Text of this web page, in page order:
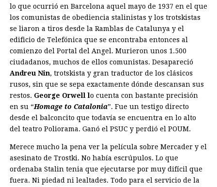
lo que ocurrió en Barcelona aquel mayo de 1937 en el que
los comunistas de obediencia stalinistas y los trotskistas
se liaron a tiros desde la Ramblas de Catalunya y el
edificio de Telefónica que se encontraba entonces al
comienzo del Portal del Angel. Murieron unos 1.500
ciudadanos, muchos de ellos comunistas. Desapareció
Andreu Nin, trotskista y gran traductor de los clásicos
rusos, sin que se sepa exactamente dónde descansan sus
restos. George Orwell lo cuenta con bastante precisión
en su “Homage to Catalonia”. Fue un testigo directo
desde el balconcito que todavía se encuentra en lo alto
del teatro Poliorama. Ganó el PSUC y perdió el POUM.
Merece mucho la pena ver la película sobre Mercader y el
asesinato de Trostki. No había escrúpulos. Lo que
ordenaba Stalin tenia que ejecutarse por muy difícil que
fuera. Ni piedad ni lealtades. Todo para el servicio de la